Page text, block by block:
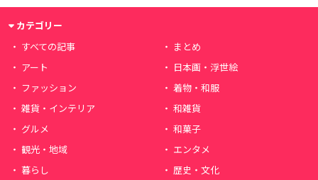
カテゴリー
すべての記事
まとめ
アート
日本画・浮世絵
ファッション
着物・和服
雑貨・インテリア
和雑貨
グルメ
和菓子
観光・地域
エンタメ
暮らし
歴史・文化